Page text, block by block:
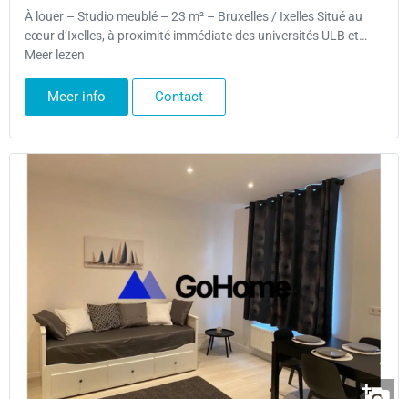
À louer – Studio meublé – 23 m² – Bruxelles / Ixelles Situé au
cœur d’Ixelles, à proximité immédiate des universités ULB et…
Meer lezen
Meer info Contact